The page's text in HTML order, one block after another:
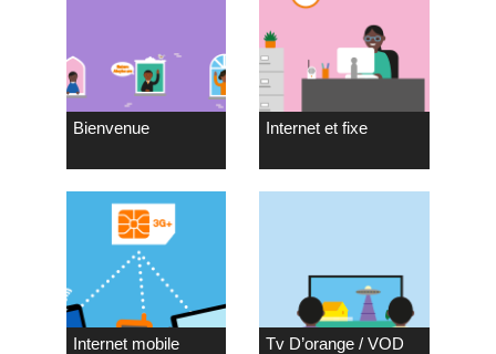
Bienvenue Internet et fixe
Internet mobile Tv D’orange / VOD